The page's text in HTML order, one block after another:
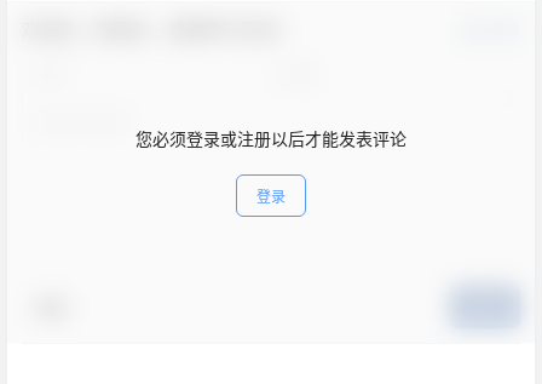
您必须登录或注册以后才能发表评论
登录